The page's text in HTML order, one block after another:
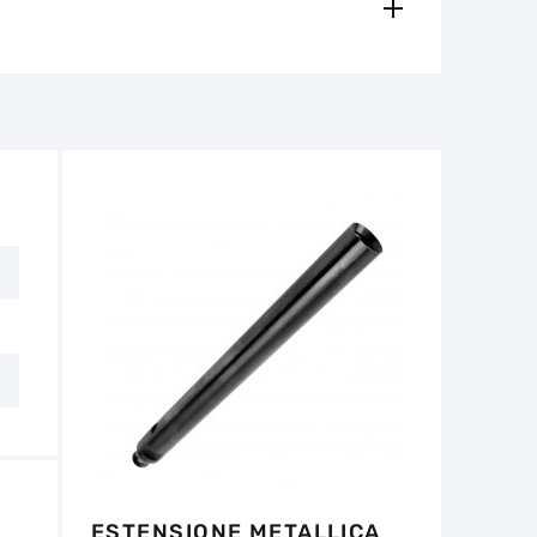
contanti)